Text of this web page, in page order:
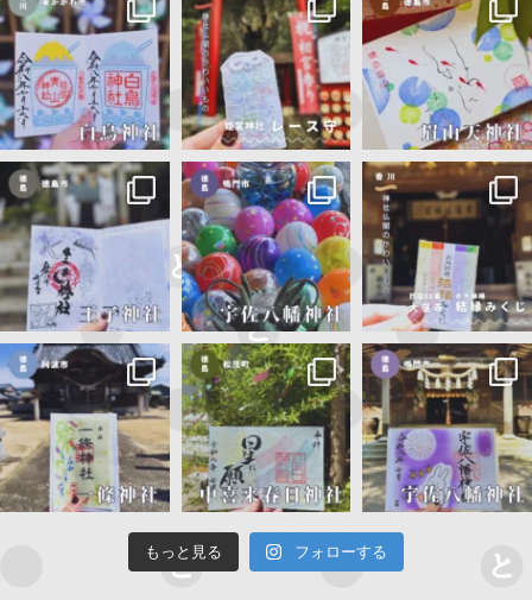
もっと見る フォローする